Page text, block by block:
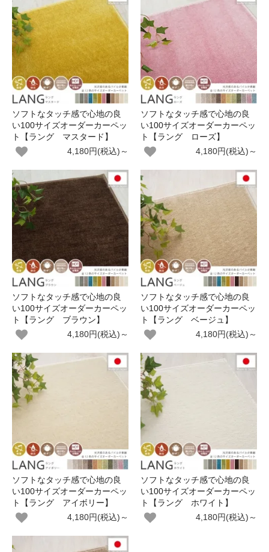
ソフトなタッチ感で心地の良
い100サイズオーダーカーペッ
ト【ラング マスタード】
4,180円(税込)～
ソフトなタッチ感で心地の良
い100サイズオーダーカーペッ
ト【ラング ローズ】
4,180円(税込)～
ソフトなタッチ感で心地の良
い100サイズオーダーカーペッ
ト【ラング ブラウン】
4,180円(税込)～
ソフトなタッチ感で心地の良
い100サイズオーダーカーペッ
ト【ラング ベージュ】
4,180円(税込)～
ソフトなタッチ感で心地の良
い100サイズオーダーカーペッ
ト【ラング アイボリー】
4,180円(税込)～
ソフトなタッチ感で心地の良
い100サイズオーダーカーペッ
ト【ラング ホワイト】
4,180円(税込)～